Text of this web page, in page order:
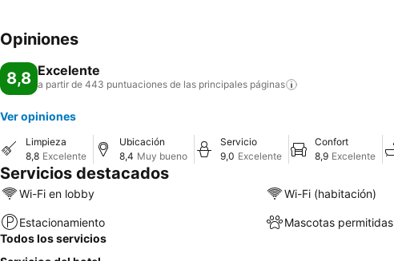
Opiniones
8,8 Excelente
a partir de 443 puntuaciones de las principales páginas
Ver opiniones
Limpieza
8,8 Excelente
Ubicación
8,4 Muy bueno
Servicio
9,0 Excelente
Confort
8,9 Excelente
Servicios destacados
Wi-Fi en lobby Wi-Fi (habitación)
Estacionamiento Mascotas permitidas
Todos los servicios